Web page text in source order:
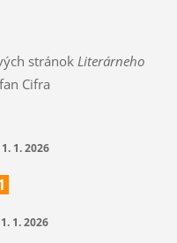
stránok Literárneho
Cifra
1. 2026
1. 2026